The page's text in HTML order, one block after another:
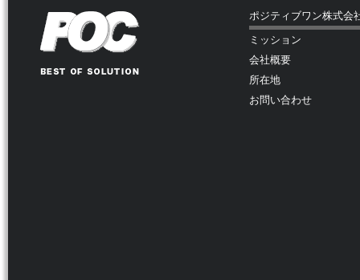
ポジティブワン株式会
ミッション
会社概要
所在地
お問い合わせ